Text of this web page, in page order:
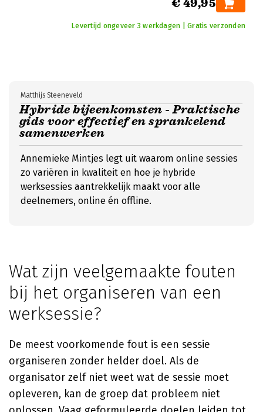
€ 49,95
Levertijd ongeveer 3 werkdagen | Gratis verzonden
Hybride bijeenkomsten - Praktische
gids voor effectief en sprankelend
samenwerken
Matthijs Steeneveld
Annemieke Mintjes legt uit waarom online sessies
zo variëren in kwaliteit en hoe je hybride
werksessies aantrekkelijk maakt voor alle
deelnemers, online én offline.
Wat zijn veelgemaakte fouten
bij het organiseren van een
werksessie?
De meest voorkomende fout is een sessie
organiseren zonder helder doel. Als de
organisator zelf niet weet wat de sessie moet
opleveren, kan de groep dat probleem niet